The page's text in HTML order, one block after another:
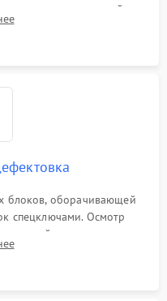
кольца отстройки
сколов, внутренних
блоков, оборачивающей
спецключами. Осмотр
пружин и
люфта, смещения